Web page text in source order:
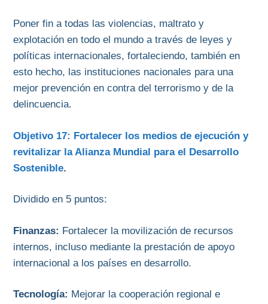
Poner fin a todas las violencias, maltrato y
explotación en todo el mundo a través de leyes y
políticas internacionales, fortaleciendo, también en
esto hecho, las instituciones nacionales para una
mejor prevención en contra del terrorismo y de la
delincuencia.
Objetivo 17: Fortalecer los medios de ejecución y
revitalizar la Alianza Mundial para el Desarrollo
Sostenible.
Dividido en 5 puntos:
Finanzas: Fortalecer la movilización de recursos
internos, incluso mediante la prestación de apoyo
internacional a los países en desarrollo.
Tecnología: Mejorar la cooperación regional e